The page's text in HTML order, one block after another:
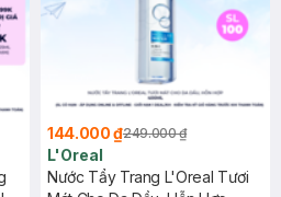
144.000 ₫249.000 ₫
L'Oreal
Nước Tẩy Trang L'Oreal Tươi